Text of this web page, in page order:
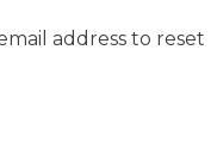
address to reset